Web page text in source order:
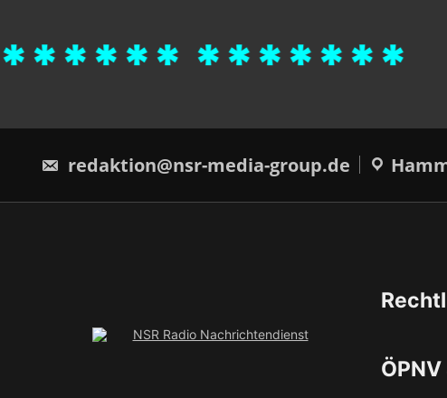
*******
redaktion@nsr-media-group.de